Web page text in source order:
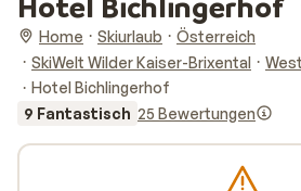
Home Skiurlaub
Österreich
SkiWelt Wilder Kaiser-Brixental
Hotel Bichlingerhof
9 Fantastisch 25 Bewertungen